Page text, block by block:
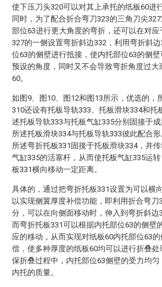
使下压刀头320可以对其上承托的纸板60进
同时，为了配合折合弯刀323的三角刀尖
部位63进行更大角度的弯折，还可以在对应
327的一侧设置弯折斜边332，利用弯折斜
位63的侧壁进行抵接，使内托部位63的侧壁
预设的角度，同时又不会导致弯折角度过大
60。
如图9、图10、图12和图13所示，优选的，
310还设有托板导轨333、托板滑块334和托
述托板导轨333与托板气缸335分别固接于成
所述托板滑块334与托板导轨333彼此配合形
所述弯折托板331固接于托板滑块334，并
气缸335的活塞杆，从而使托板气缸335运
板331横向移动一定距离。
具体的，通过把弯折托板331设置为可以横
以实现侧翼厚度补偿功能，即利用折合弯刀
分，可以在向侧面移动时，伸入到弯折斜边
而弯折托板331可以根据内托部位63的侧壁
应的移动，从而实现对纸板60内托部位63
偿，使多种厚度的纸板60均可以进行折叠
保折叠过程中，内托部位63侧壁的受力均匀
内托的质量。